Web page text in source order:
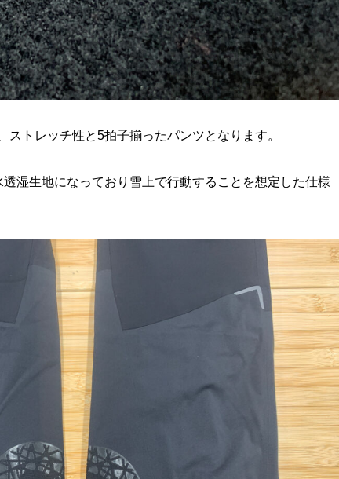
トレッチ性と5拍子揃ったパンツとなります。
湿生地になっており雪上で行動することを想定した仕様